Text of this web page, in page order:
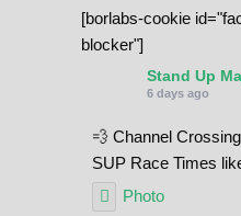
[borlabs-cookie
blocker"]
Stand Up
6 days ago
💨 Channel
SUP Race Times
Photo